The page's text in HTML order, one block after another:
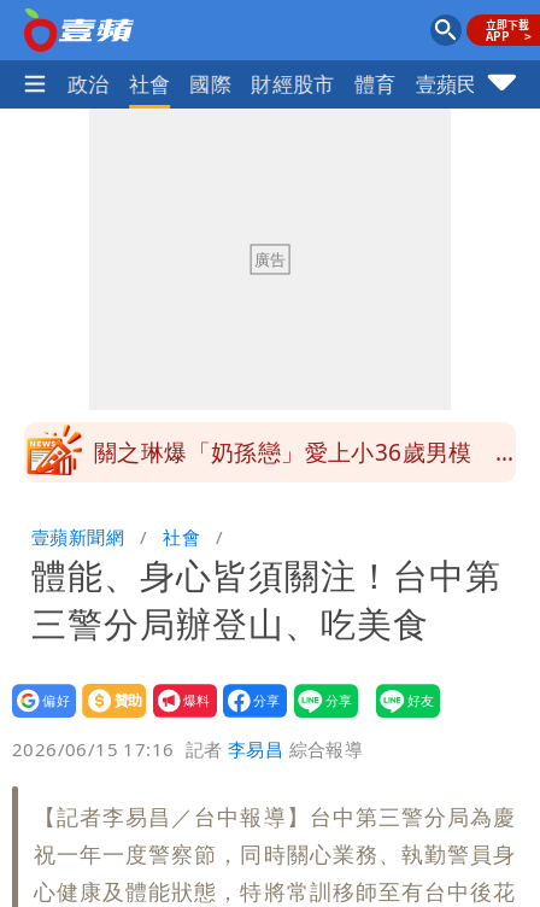
生活 政治 社會 國際 財經股市 體育 壹蘋民調
影曝 網驚覺不對
泰國校園爆槍響！2師中彈亡20人傷 槍
高
關之琳爆「奶孫戀」愛上小36歲男模
驚：戰局變五五波
兆基風暴｜前董座李建成遭檢調約談！最
快今晚移送
明金成離世留下雙胞胎 4歲兒與老師一
段對話催淚！
蔣萬安民調只贏5％「現任優勢去哪？」
她嘆：真的該緊張
慈濟遭詐10.6億！網紅揪聲明「疑點重
重」 1細節避而不談
97萬網紅「肥大叔」驚傳猝逝！最後身
影曝 網驚覺不對
泰國校園爆槍響！2師中彈亡20人傷 槍
壹蘋新聞網 社會
體能、身心皆須關注！台中第
三警分局辦登山、吃美食
設為
贊助
我要
爆料
2026/06/15 17:16 記者李易昌 綜合報導
【記者李易昌／台中報導】台中第三警分局為慶
祝一年一度警察節，同時關心業務、執勤警員身
心健康及體能狀態，特將常訓移師至有台中後花